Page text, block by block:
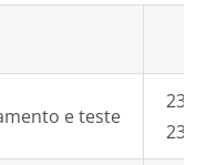
e teste
23 °C
23 °C